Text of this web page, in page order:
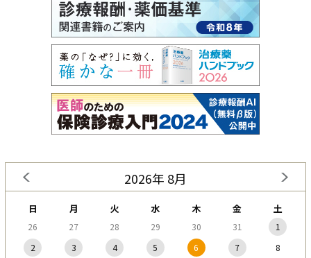
2026年 8月
日 月 火 水 木 金 土
26 27 28 29 30 31
1
2
3 4 5 6 7
8